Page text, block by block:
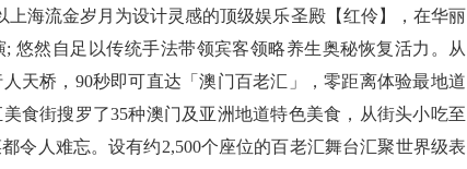
上海流金岁月为设计灵感的顶级娱乐圣殿【红伶】，在华丽
悠然自足以传统手法带领宾客领略养生奥秘恢复活力。从
人天桥，90秒即可直达「澳门百老汇」，零距离体验最地道
食街搜罗了35种澳门及亚洲地道特色美食，从街头小吃至
令人难忘。设有约2,500个座位的百老汇舞台汇聚世界级表